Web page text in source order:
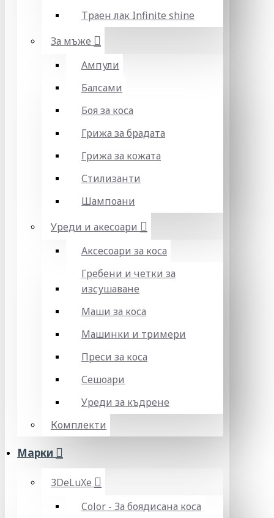
Траен лак Infinite shine
За мъже
Ампули
Балсами
Боя за коса
Грижа за брадата
Грижа за кожата
Стилизанти
Шампоани
Уреди и акесоари
Аксесоари за коса
Гребени и четки за
изсушаване
Маши за коса
Машинки и тримери
Преси за коса
Сешоари
Уреди за къдрене
Комплекти
Марки
3DeLuXe
Color - За боядисана коса